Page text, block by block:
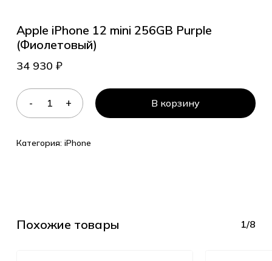
Apple iPhone 12 mini 256GB Purple
(Фиолетовый)
34 930 ₽
В корзину
Категория: iPhone
Похожие товары 1/8